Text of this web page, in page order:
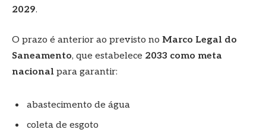
2029.
O prazo é anterior ao previsto no Marco Legal do
Saneamento, que estabelece 2033 como meta
nacional para garantir:
abastecimento de água
coleta de esgoto